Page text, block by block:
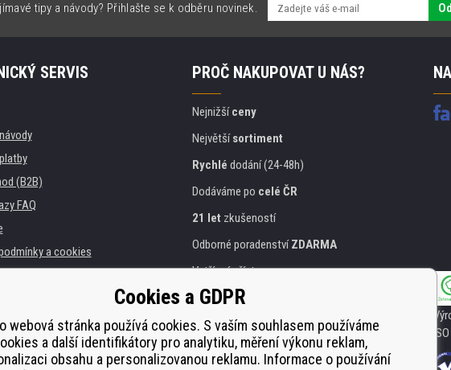
tipy a návody? Přihlašte se k odběru novinek.
SERVIS
(B2B)
FAQ
a cookies
PROČ NAKUPOVAT U NÁS?
Nejnižšíceny
Největšísortiment
Rychlé dodání (24-48h)
Dodáváme po celé ČR
21 let zkušeností
Odborné poradenstvíZDARMA
Vstřícný přístup
Zlatýcertifikát
Bezpečnéon-line platby
Cookies a GDPR
webová stránka používá cookies. S vaším souhlasem používáme
a další identifikátory pro analytiku, měření výkonu reklam,
obsahu a personalizovanou reklamu. Informace o používání